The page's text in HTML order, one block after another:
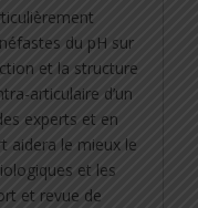
du pH sur
et la structure
articulaire d’un
experts et en
aidera le mieux le
et les
et revue de